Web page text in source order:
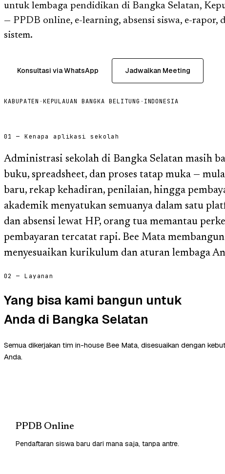
untuk lembaga pendidikan di Bangka Selatan,
— PPDB online, e-learning, absensi siswa, e-rapor,
sistem.
Konsultasi via WhatsApp Jadwalkan Meeting
KABUPATEN ·KEPULAUAN BANGKA BELITUNG · INDONESIA
01 — Kenapa aplikasi sekolah
Administrasi sekolah di Bangka Selatan masih
buku, spreadsheet, dan proses tatap muka —
baru, rekap kehadiran, penilaian, hingga
akademik menyatukan semuanya dalam satu
dan absensi lewat HP, orang tua memantau
pembayaran tercatat rapi. Bee Mata
menyesuaikan kurikulum dan aturan lembaga
02 — Layanan
Yang bisa kami bangun untuk
Anda di Bangka Selatan
Semua dikerjakan tim in-house Bee Mata, disesuaikan dengan
Anda.
PPDB Online
Pendaftaran siswa baru dari mana saja, tanpa antre.